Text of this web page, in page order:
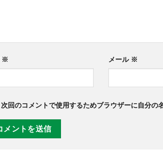
※ メール ※
次回のコメントで使用するためブラウザーに自分の